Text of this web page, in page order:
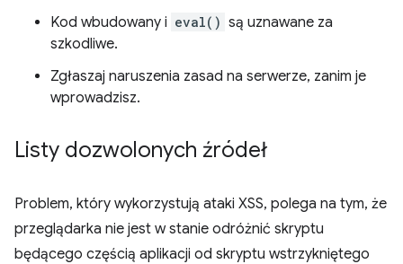
Kod wbudowany i eval() są uznawane za
szkodliwe.
Zgłaszaj naruszenia zasad na serwerze, zanim je
wprowadzisz.
Listy dozwolonych źródeł
Problem, który wykorzystują ataki XSS, polega na tym, że
przeglądarka nie jest w stanie odróżnić skryptu
będącego częścią aplikacji od skryptu wstrzykniętego